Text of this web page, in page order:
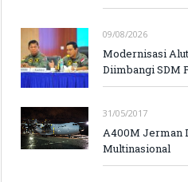
09/08/2026
Modernisasi
Diimbangi SDM
31/05/2017
A400M Jerman
Multinasional